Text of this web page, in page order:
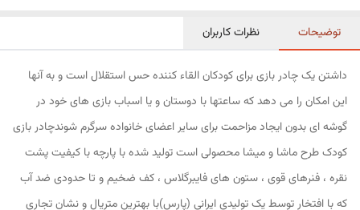
توضیحات نظرات کاربران
داشتن یک چادر بازی برای کودکان القاء کننده حس استقلال است و به آنها
این امکان را می دهد که ساعتها با دوستان و یا اسباب بازی های خود در
گوشه ای بدون ایجاد مزاحمت برای سایر اعضای خانواده سرگرم شوندچادر بازی
کودک طرح ماشا و میشا محصولی است تولید شده با پارچه با کیفیت پشت
نقره ، فنرهای قوی ، ستون های فایبرگلاس ، کف ضخیم و تا حدودی ضد آب
که با افتخار توسط یک تولیدی ایرانی (پارس)با بهترین متریال و نشان تجاری